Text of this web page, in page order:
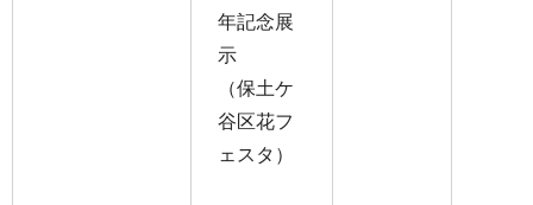
年記念展
示
（保土ケ
谷区花フ
ェスタ）